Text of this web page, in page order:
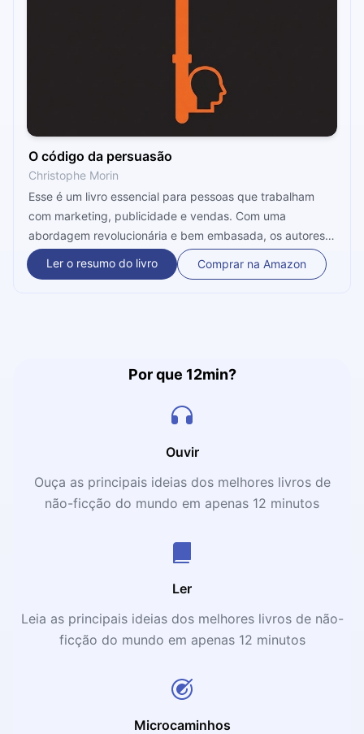
O código da persuasão
Christophe Morin
Esse é um livro essencial para pessoas que trabalham
com marketing, publicidade e vendas. Com uma
abordagem revolucionária e bem embasada, os autores
vão explorar os fundamentos da neurociência para
explicar como funcionam as tomadas de decisões
Ler o resumo do livro Comprar na Amazon
Por que 12min?
Ouvir
Ouça as principais ideias dos melhores livros de
não-ficção do mundo em apenas 12 minutos
Ler
Leia as principais ideias dos melhores livros de não-
ficção do mundo em apenas 12 minutos
Microcaminhos